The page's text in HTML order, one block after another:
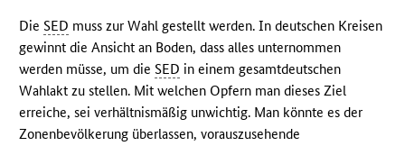
DieSED muss zur Wahl gestellt werden. In deutschen Kreisen
gewinnt die Ansicht an Boden, dass alles unternommen
werden müsse, um dieSED in einem gesamtdeutschen
Wahlakt zu stellen. Mit welchen Opfern man dieses Ziel
erreiche, sei verhältnismäßig unwichtig. Man könnte es der
Zonenbevölkerung überlassen, vorauszusehende